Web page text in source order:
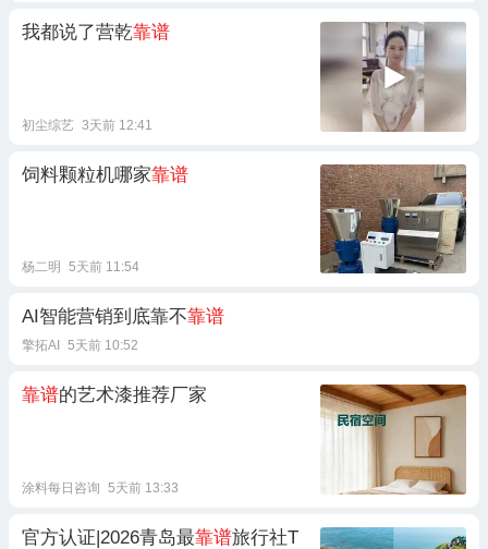
我都说了营乾靠谱
初尘综艺 3天前 12:41
饲料颗粒机哪家靠谱
杨二明 5天前 11:54
AI智能营销到底靠不靠谱
擎拓AI 5天前 10:52
靠谱的艺术漆推荐厂家
涂料每日咨询 5天前 13:33
官方认证|2026青岛最靠谱旅行社T